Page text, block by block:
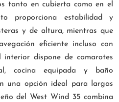
tanto en cubierta como en el
proporciona estabilidad y
y de altura, mientras que
eficiente incluso con
dispone de camarotes
cocina equipada y baño
una opción ideal para largas
del West Wind 35 combina